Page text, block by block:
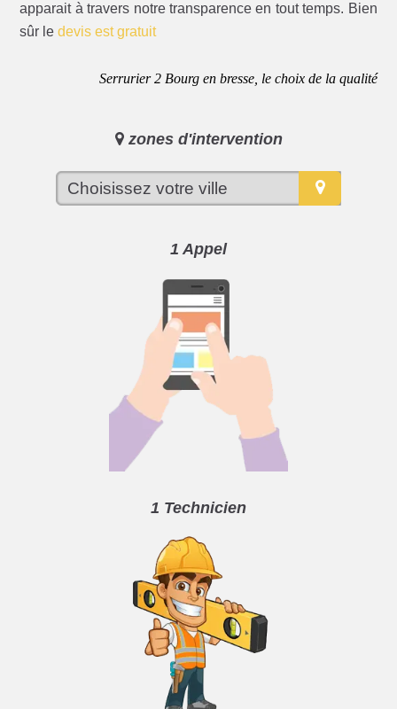
apparait à travers notre transparence en tout temps. Bien
sûr ledevis est gratuit
Serrurier 2 Bourg en bresse, le choix de la qualité
zones d'intervention
1 Appel
1 Technicien